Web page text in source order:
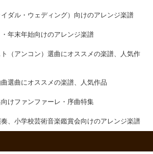
ダル・ウェディング）向けのアレンジ楽譜
年末年始向けのアレンジ楽譜
（アンコン）選曲にオススメの楽譜、人気作
選曲にオススメの楽譜、人気作品
けファンファーレ・序曲特集
、小学校芸術音楽鑑賞会向けのアレンジ楽譜